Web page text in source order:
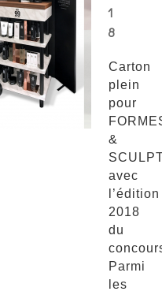
1
8
Carton
plein
pour
&
avec
l’édition
2018
du
Parmi
les